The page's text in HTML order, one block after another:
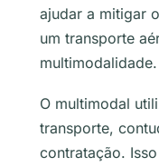
ajudar a mitigar
um transporte
multimodalidade.
O multimodal
transporte,
contratação.